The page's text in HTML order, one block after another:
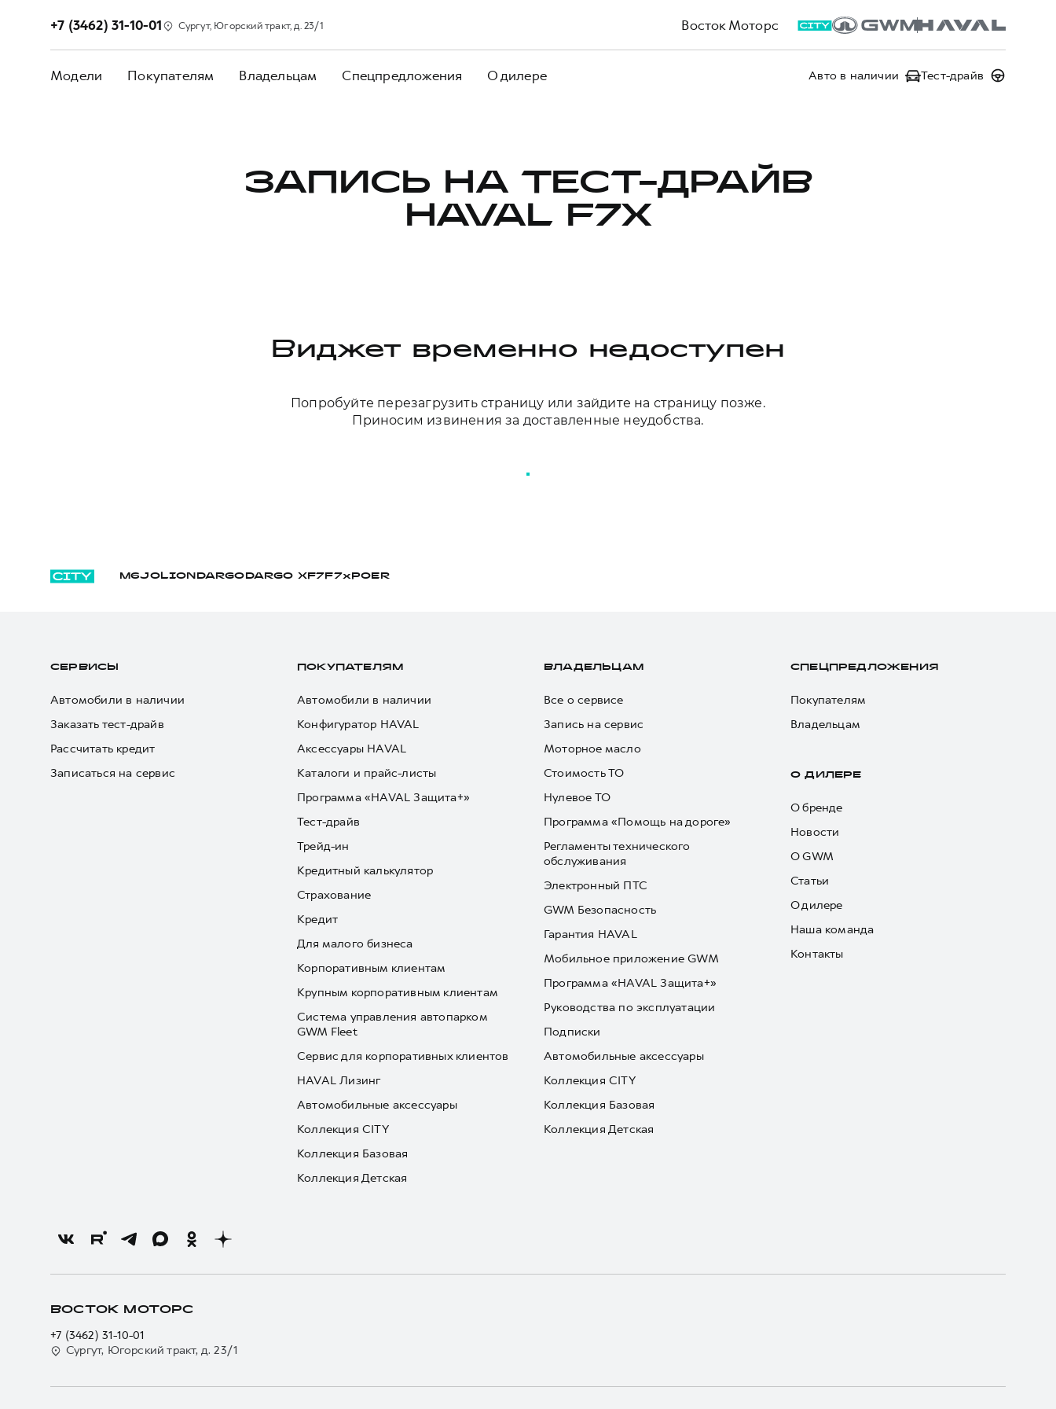
Восток Моторс
+7 (3462) 31-10-01 Сургут, Югорский тракт, д. 23/1
Модели Покупателям Владельцам Спецпредложения О дилере Авто в наличии Тест-драйв
ЗАПИСЬ НА ТЕСТ-ДРАЙВ
HAVAL F7X
Виджет временно недоступен
Попробуйте перезагрузить страницу или зайдите на страницу позже.
Приносим извинения за доставленные неудобства.
ПЕРЕЗАГРУЗИТЬ СТРАНИЦУ
M6JOLION DARGO DARGO Х F7 F7x POER
СЕРВИСЫ
Автомобили в наличии
Заказать тест-драйв
Рассчитать кредит
Записаться на сервис
ПОКУПАТЕЛЯМ
Автомобили в наличии
Конфигуратор HAVAL
Аксессуары HAVAL
Каталоги и прайс-листы
Программа «HAVAL Защита+»
Тест-драйв
Трейд-ин
Кредитный калькулятор
Страхование
Кредит
Для малого бизнеса
Корпоративным клиентам
Крупным корпоративным клиентам
Система управления автопарком
GWM Fleet
Сервис для корпоративных клиентов
HAVAL Лизинг
Автомобильные аксессуары
Коллекция CITY
Коллекция Базовая
Коллекция Детская
ВЛАДЕЛЬЦАМ
Все о сервисе
Запись на сервис
Моторное масло
Стоимость ТО
Нулевое ТО
Программа «Помощь на дороге»
Регламенты технического
обслуживания
Электронный ПТС
GWM Безопасность
Гарантия HAVAL
Мобильное приложение GWM
Программа «HAVAL Защита+»
Руководства по эксплуатации
Подписки
Автомобильные аксессуары
Коллекция CITY
Коллекция Базовая
Коллекция Детская
СПЕЦПРЕДЛОЖЕНИЯ
Покупателям
Владельцам
О ДИЛЕРЕ
О бренде
Новости
О GWM
Статьи
О дилере
Наша команда
Контакты
ВОСТОК МОТОРС
+7 (3462) 31-10-01
Сургут, Югорский тракт, д. 23/1